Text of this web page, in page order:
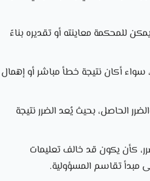
للمحكمة معاينته أو تقديره بناءً
أكان نتيجة خطأ مباشر أو إهمال
الحاصل، بحيث يُعد الضرر نتيجة
كأن يكون قد خالف تعليمات
مبدأ تقاسم المسؤولية.